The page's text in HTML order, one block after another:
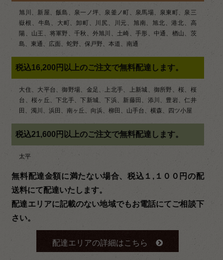
旭川、新屋、飯島、泉一ノ坪、泉釜ノ町、泉馬場、泉東町、泉三
嶽根、牛島、大町、卸町、川尻、川元、旭南、旭北、港北、高
陽、山王、将軍野、千秋、外旭川、土崎、手形、中通、楢山、茨
島、東通、広面、蛇野、保戸野、本道、南通
税込16,200円以上のご注文で無料配達します。
大住、大平台、御野場、金足、上北手、上新城、御所野、桜、桜
台、桜ヶ丘、下北手、下新城、下浜、新藤田、添川、豊岩、仁井
田、濁川、浜田、南ヶ丘、向浜、柳田、山手台、横森、四ツ小屋
税込21,600円以上のご注文で無料配達します。
太平
無料配達金額に満たない場合、税込１,１００円の配
送料にて配達いたします。
配達エリアに記載のない地域でもお電話にてご相談下
さい。
配達エリアの詳細はこちら